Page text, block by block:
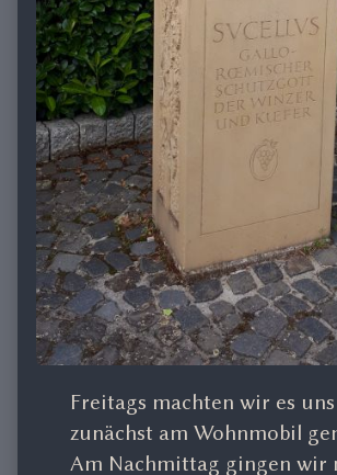
Freitags machten wir es uns
zunächst am Wohnmobil
Am Nachmittag gingen wir